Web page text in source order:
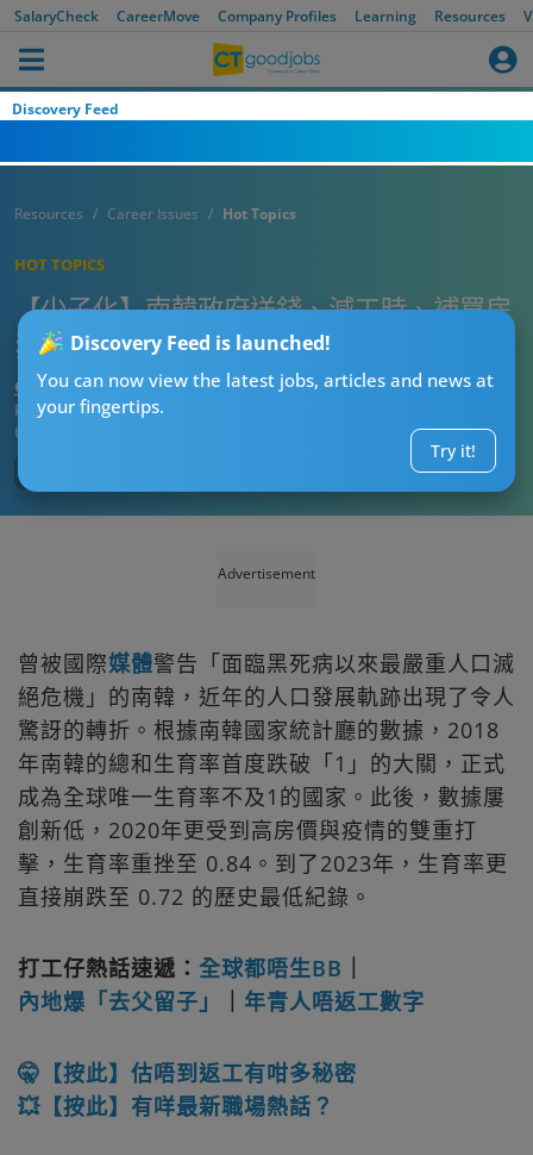
SalaryCheck CareerMove Company Profiles Learning Resources
Discovery Feed
Discovery Feed is launched!
You can now view the latest jobs, articles and news at
your fingertips.
Try it!
Resources Career Issues Hot Topics
HOT TOPICS
【少子化】南韓政府送錢、減工時、補買房
狂砸百兆韓元！
CT熱話管理員
Published:2026-07-24 08:00
Updated:
Advertisement
曾被國際媒體警告「面臨黑死病以來最嚴重人口滅
絕危機」的南韓，近年的人口發展軌跡出現了令人
驚訝的轉折。根據南韓國家統計廳的數據，2018
年南韓的總和生育率首度跌破「1」的大關，正式
成為全球唯一生育率不及1的國家。此後，數據屢
創新低，2020年更受到高房價與疫情的雙重打
擊，生育率重挫至 0.84。到了2023年，生育率更
直接崩跌至 0.72 的歷史最低紀錄。
打工仔熱話速遞： 全球都唔生BB
內地爆「去父留子」
年青人唔返工數字
🤫【按此】估唔到返工有咁多秘密
💥【按此】有咩最新職場熱話？